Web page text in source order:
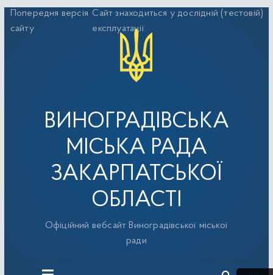
Перейти
до
Попередня версія
сайту
Сайт знаходиться у дослідній (тестовій)
експлуатації
ВИНОГРАДІВСЬКА
МІСЬКА РАДА
ЗАКАРПАТСЬКОЇ
ОБЛАСТІ
Офіційний вебсайт Виноградівської міської
ради